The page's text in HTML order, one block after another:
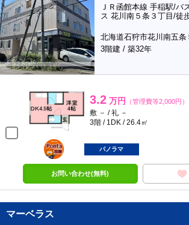
ＪＲ函館本線 手稲駅/バ
ス 花川南５条３丁目/徒
北海道石狩市花川南五条
3階建 / 築32年
3.2 万円 （管理費等2,000円）
敷 － / 礼 －
3階 / 1DK / 26.4㎡
ポンタ
部屋
パノラマ
お問い合わせ(無料)
マーベラス